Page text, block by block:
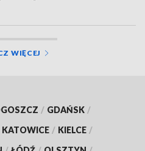
WIĘCEJ
/ GDAŃSK /
KATOWICE / KIELCE /